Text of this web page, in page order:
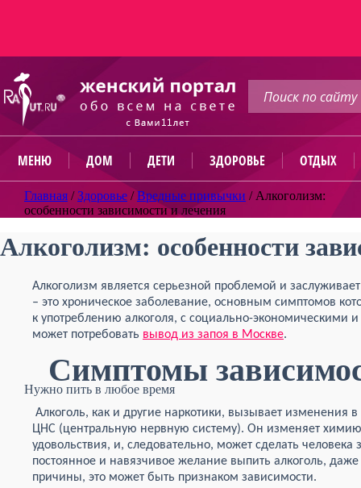
МЕНЮ ДОМ ДЕТИ ЗДОРОВЬЕ ОТДЫХ
Главная /Здоровье /Вредные привычки / Алкоголизм:
особенности зависимости и лечения
Алкоголизм: особенности
Алкоголизм является серьезной проблемой и
– это хроническое заболевание, основным симптомов
к употреблению алкоголя, с социально-экономическими
может потребовать вывод из запоя в Москве.
Симптомы
Нужно пить в любое время
Алкоголь, как и другие наркотики, вызывает изменения в
ЦНС (центральную нервную систему). Он изменяет
удовольствия, и, следовательно, может сделать
постоянное и навязчивое желание выпить алкоголь,
причины, это может быть признаком зависимости.